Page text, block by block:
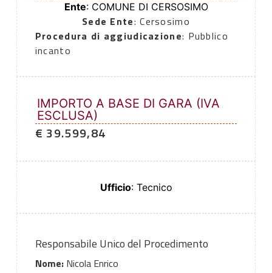
Ente: COMUNE DI CERSOSIMO
Sede Ente: Cersosimo
Procedura di aggiudicazione: Pubblico
incanto
IMPORTO A BASE DI GARA (IVA
ESCLUSA)
€ 39.599,84
Ufficio: Tecnico
Responsabile Unico del Procedimento
Nome:Nicola Enrico